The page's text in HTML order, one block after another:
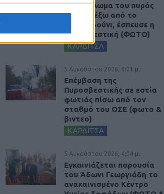
Παρανάλωμα του πυρός
έγινε ΙΧ έξω από το
Μορφοβούνι, έσπευσε η
Πυροσβεστική (ΦΩΤΟ)
ΚΑΡΔΙΤΣΑ
5 Αυγούστου 2026, 6:01 μμ
Επέμβαση της
Πυροσβεστικής σε εστία
φωτιάς πίσω από τον
σταθμό του ΟΣΕ (φωτο &
βιντεο)
ΚΑΡΔΙΤΣΑ
5 Αυγούστου 2026, 4:04 μμ
Εγκαινιάζεται παρουσία
του Άδωνι Γεωργιάδη το
ανακαινισμένο Κέντρο